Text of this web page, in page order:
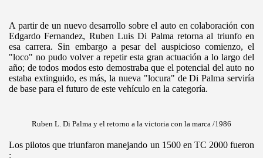
A partir de un nuevo desarrollo sobre el auto en colaboración con
Edgardo Fernandez, Ruben Luis Di Palma retorna al triunfo en
esa carrera. Sin embargo a pesar del auspicioso comienzo, el
"loco" no pudo volver a repetir esta gran actuación a lo largo del
año; de todos modos esto demostraba que el potencial del auto no
estaba extinguido, es más, la nueva "locura" de Di Palma serviría
de base para el futuro de este vehículo en la categoría.
Ruben L. Di Palma y el retorno a la victoria con la marca /1986
Los pilotos que triunfaron manejando un 1500 en TC 2000 fueron
:
WILKE
LA REPÚBLICA ARGENTINA